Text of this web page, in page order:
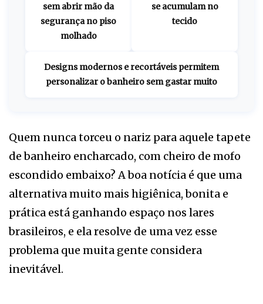
sem abrir mão da
segurança no piso
molhado
se acumulam no
tecido
Designs modernos e recortáveis permitem
personalizar o banheiro sem gastar muito
Quem nunca torceu o nariz para aquele tapete
de banheiro encharcado, com cheiro de mofo
escondido embaixo? A boa notícia é que uma
alternativa muito mais higiênica, bonita e
prática está ganhando espaço nos lares
brasileiros, e ela resolve de uma vez esse
problema que muita gente considera
inevitável.